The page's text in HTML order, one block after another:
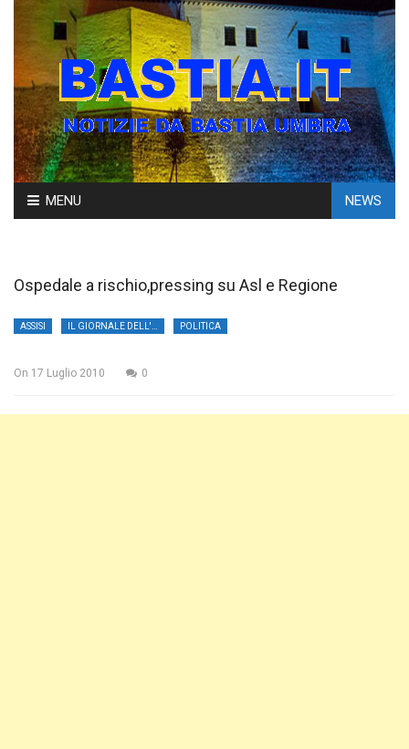
Skip
to
MENU NEWS
Ospedale a rischio,pressing su Asl e Regione
ASSISI POLITICA
On 17 Luglio 2010 0